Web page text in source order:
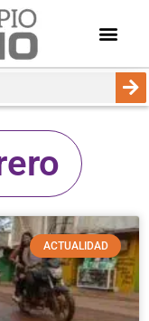
ACTUALIDAD